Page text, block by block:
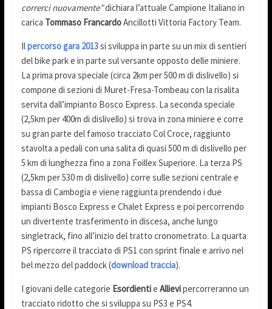
correrci nuovamente”dichiara l’attuale Campione Italiano in
carica Tommaso FrancardoAncillotti Vittoria Factory Team.
Ilpercorso gara 2013si sviluppa in parte su un mix di sentieri
del bike park e in parte sul versante opposto delle miniere.
La prima prova speciale (circa 2km per 500 m di dislivello) si
compone di sezioni di Muret-Fresa-Tombeau con la risalita
servita dall’impianto Bosco Express. La seconda speciale
(2,5km per 400m di dislivello) si trova in zona miniere e corre
su gran parte del famoso tracciato Col Croce, raggiunto
stavolta a pedali con una salita di quasi 500 m di dislivello per
5 km di lunghezza fino a zona Foillex Superiore. La terza PS
(2,5km per 530 m di dislivello) corre sulle sezioni centrale e
bassa di Cambogia e viene raggiunta prendendo i due
impianti Bosco Express e Chalet Express e poi percorrendo
un divertente trasferimento in discesa, anche lungo
singletrack, fino all’inizio del tratto cronometrato. La quarta
PS ripercorre il tracciato di PS1 con sprint finale e arrivo nel
bel mezzo del paddock (download traccia).
I giovani delle categorie Esordientie Allievipercorreranno un
tracciato ridotto che si sviluppa su PS3 e PS4.